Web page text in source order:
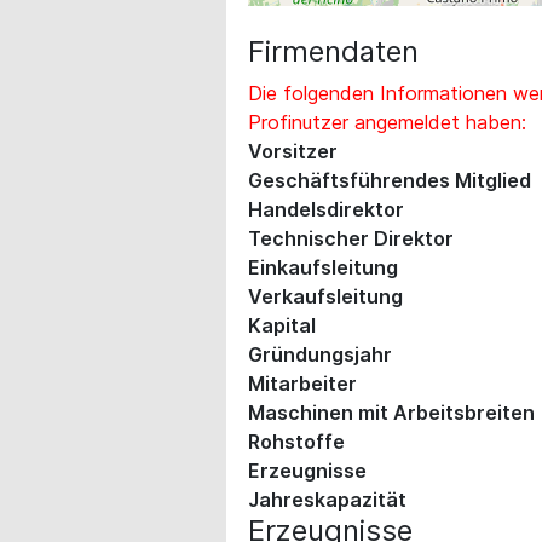
Firmendaten
Die folgenden Informationen
Profinutzer angemeldet haben:
Vorsitzer
Geschäftsführendes Mitglied
Handelsdirektor
Technischer Direktor
Einkaufsleitung
Verkaufsleitung
Kapital
Gründungsjahr
Mitarbeiter
Maschinen mit Arbeitsbreiten
Rohstoffe
Erzeugnisse
Jahreskapazität
Erzeugnisse